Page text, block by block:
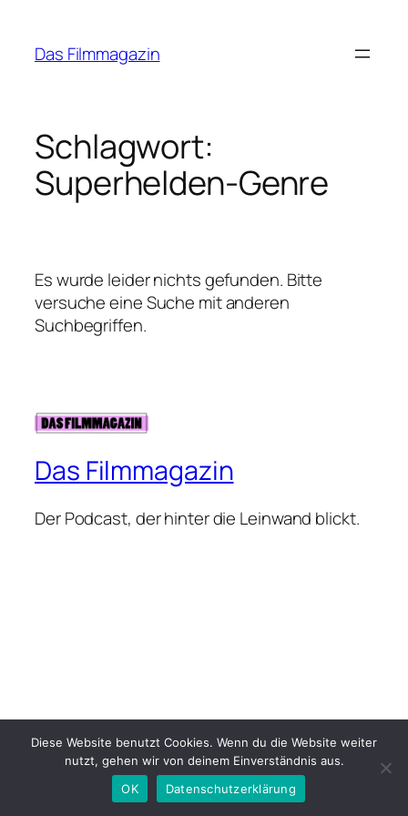
springen
Das Filmmagazin
Schlagwort:
Superhelden-Genre
Es wurde leider nichts gefunden. Bitte
versuche eine Suche mit anderen
Suchbegriffen.
Das Filmmagazin
Der Podcast, der hinter die Leinwand blickt.
Diese Website benutzt Cookies. Wenn du die Website weiter
nutzt, gehen wir von deinem Einverständnis aus.
OK
Datenschutzerklärung